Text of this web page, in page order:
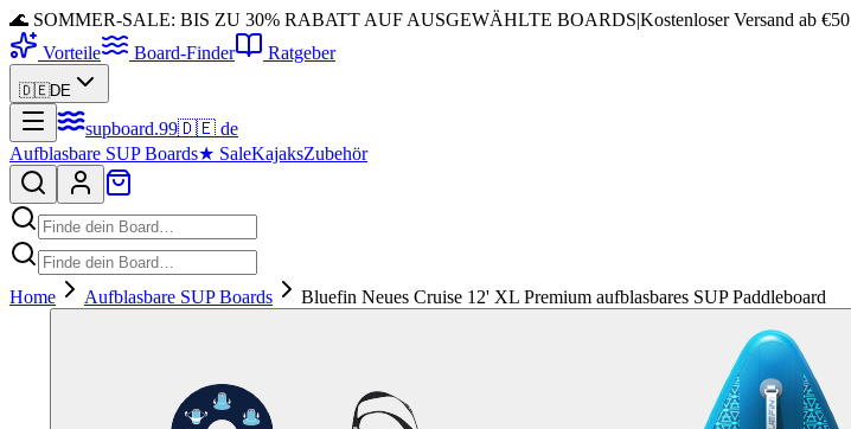
🌊 SOMMER-SALE: BIS ZU 30% RABATT AUF AUSGEWÄHLTE BOARDS|Kostenloser Versand ab €50
Vorteile
Board-Finder Ratgeber
🇩🇪DE
supboard.99🇩🇪 de
Aufblasbare SUP Boards★ SaleKajaksZubehör
Home Aufblasbare SUP Boards Bluefin Neues Cruise 12' XL Premium aufblasbares SUP Paddleboard